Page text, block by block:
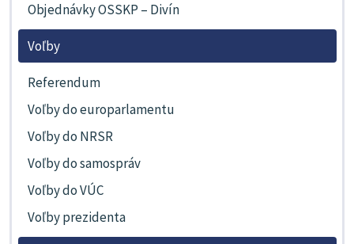
Objednávky OSSKP – Divín
Voľby
Referendum
Voľby do europarlamentu
Voľby do NRSR
Voľby do samospráv
Voľby do VÚC
Voľby prezidenta